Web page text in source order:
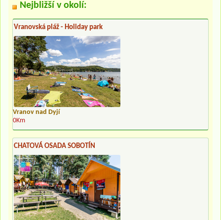
Nejbližší v okolí:
Vranovská pláž - Holiday park
Vranov nad Dyjí
0Km
CHATOVÁ OSADA SOBOTÍN